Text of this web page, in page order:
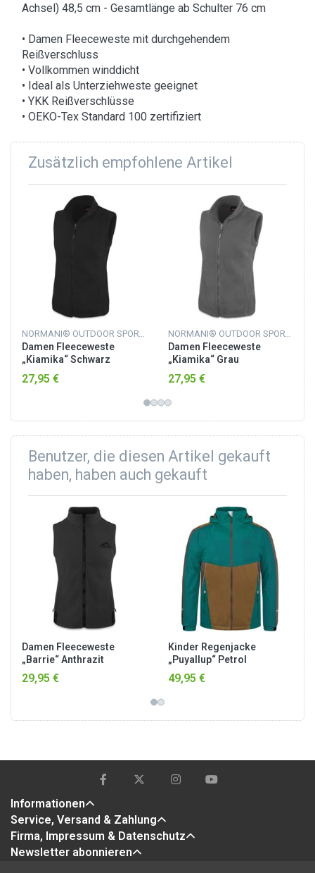
Achsel) 48,5 cm - Gesamtlänge ab Schulter 76 cm
• Damen Fleeceweste mit durchgehendem
Reißverschluss
• Vollkommen winddicht
• Ideal als Unterziehweste geeignet
• YKK Reißverschlüsse
• OEKO-Tex Standard 100 zertifiziert
Zusätzlich empfohlene Artikel
NORMANI® OUTDOOR SPORTS
Damen Fleeceweste
„Kiamika“ Schwarz
27,95 €
NORMANI® OUTDOOR SPORTS
Damen Fleeceweste
„Kiamika“ Grau
27,95 €
Benutzer, die diesen Artikel gekauft
haben, haben auch gekauft
Damen Fleeceweste
„Barrie“ Anthrazit
29,95 €
Kinder Regenjacke
„Puyallup“ Petrol
49,95 €
Informationen
Service, Versand & Zahlung
Firma, Impressum & Datenschutz
Newsletter abonnieren